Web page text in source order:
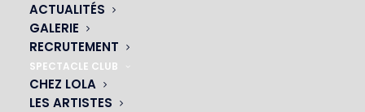
ACTUALITÉS
GALERIE
RECRUTEMENT
SPECTACLE CLUB
CHEZ LOLA
LES ARTISTES